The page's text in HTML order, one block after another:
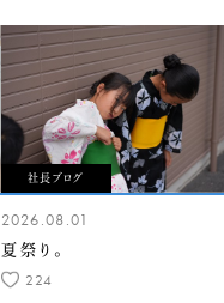
社長ブログ
2026.08.01
夏祭り。
224